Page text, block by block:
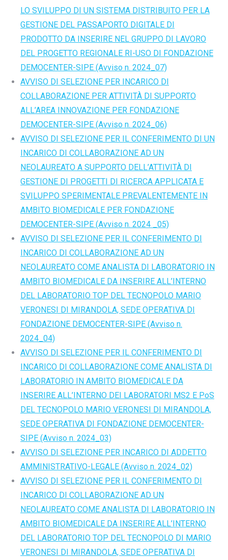
LO SVILUPPO DI UN SISTEMA DISTRIBUITO PER LA
GESTIONE DEL PASSAPORTO DIGITALE DI
PRODOTTO DA INSERIRE NEL GRUPPO DI LAVORO
DEL PROGETTO REGIONALE RI-USO DI FONDAZIONE
DEMOCENTER-SIPE (Avviso n. 2024_07)
AVVISO DI SELEZIONE PER INCARICO DI
COLLABORAZIONE PER ATTIVITÀ DI SUPPORTO
ALL’AREA INNOVAZIONE PER FONDAZIONE
DEMOCENTER-SIPE (Avviso n. 2024_06)
AVVISO DI SELEZIONE PER IL CONFERIMENTO DI UN
INCARICO DI COLLABORAZIONE AD UN
NEOLAUREATO A SUPPORTO DELL’ATTIVITÀ DI
GESTIONE DI PROGETTI DI RICERCA APPLICATA E
SVILUPPO SPERIMENTALE PREVALENTEMENTE IN
AMBITO BIOMEDICALE PER FONDAZIONE
DEMOCENTER-SIPE (Avviso n. 2024 _05)
AVVISO DI SELEZIONE PER IL CONFERIMENTO DI
INCARICO DI COLLABORAZIONE AD UN
NEOLAUREATO COME ANALISTA DI LABORATORIO IN
AMBITO BIOMEDICALE DA INSERIRE ALL’INTERNO
DEL LABORATORIO TOP DEL TECNOPOLO MARIO
VERONESI DI MIRANDOLA, SEDE OPERATIVA DI
FONDAZIONE DEMOCENTER-SIPE (Avviso n.
2024_04)
AVVISO DI SELEZIONE PER IL CONFERIMENTO DI
INCARICO DI COLLABORAZIONE COME ANALISTA DI
LABORATORIO IN AMBITO BIOMEDICALE DA
INSERIRE ALL’INTERNO DEI LABORATORI MS2 E PoS
DEL TECNOPOLO MARIO VERONESI DI MIRANDOLA,
SEDE OPERATIVA DI FONDAZIONE DEMOCENTER-
SIPE (Avviso n. 2024_03)
AVVISO DI SELEZIONE PER INCARICO DI ADDETTO
AMMINISTRATIVO-LEGALE (Avviso n. 2024_02)
AVVISO DI SELEZIONE PER IL CONFERIMENTO DI
INCARICO DI COLLABORAZIONE AD UN
NEOLAUREATO COME ANALISTA DI LABORATORIO IN
AMBITO BIOMEDICALE DA INSERIRE ALL’INTERNO
DEL LABORATORIO TOP DEL TECNOPOLO DI MARIO
VERONESI DI MIRANDOLA, SEDE OPERATIVA DI